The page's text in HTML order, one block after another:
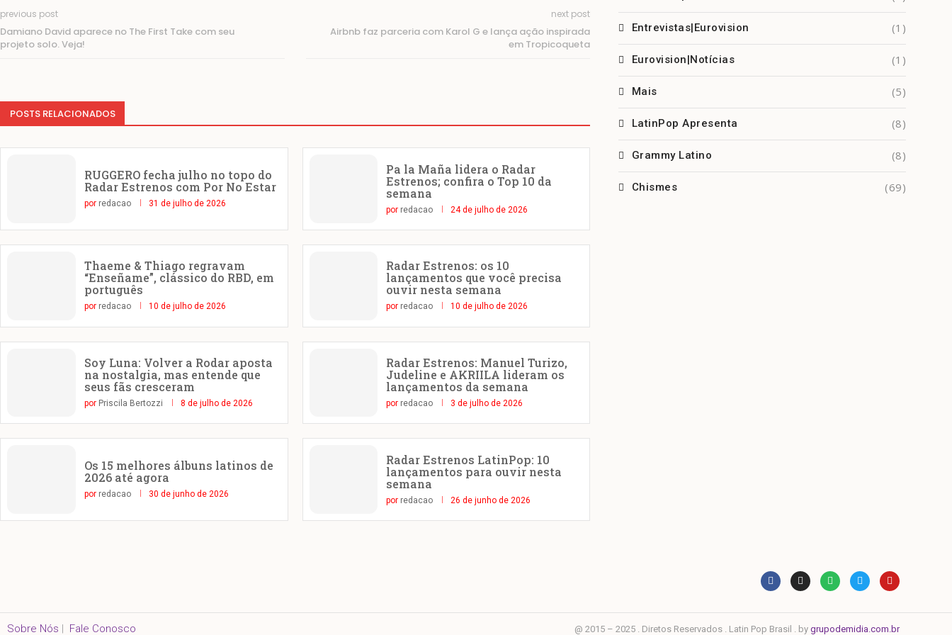
previous post
Damiano David aparece no The First Take com seu
projeto solo. Veja!
next post
Airbnb faz parceria com Karol G e lança ação inspirada
em Tropicoqueta
POSTS RELACIONADOS
RUGGERO fecha julho no topo do
Radar Estrenos com Por No Estar
por redacao 31 de julho de 2026
Pa la Maña lidera o Radar
Estrenos; confira o Top 10 da
semana
por redacao 24 de julho de 2026
Thaeme & Thiago regravam
“Enseñame”, clássico do RBD, em
português
por redacao 10 de julho de 2026
Radar Estrenos: os 10
lançamentos que você precisa
ouvir nesta semana
por redacao 10 de julho de 2026
Soy Luna: Volver a Rodar aposta
na nostalgia, mas entende que
seus fãs cresceram
por Priscila Bertozzi 8 de julho de 2026
Radar Estrenos: Manuel Turizo,
Judeline e AKRIILA lideram os
lançamentos da semana
por redacao 3 de julho de 2026
Os 15 melhores álbuns latinos de
2026 até agora
por redacao 30 de junho de 2026
Radar Estrenos LatinPop: 10
lançamentos para ouvir nesta
semana
por redacao 26 de junho de 2026
Entrevistas|Eurovision (1)
Eurovision|Notícias (1)
Mais (5)
LatinPop Apresenta (8)
Grammy Latino (8)
Chismes (69)
Sobre Nós Fale Conosco @ 2015 – 2025 . Diretos Reservados . Latin Pop Brasil . by grupodemidia.com.br